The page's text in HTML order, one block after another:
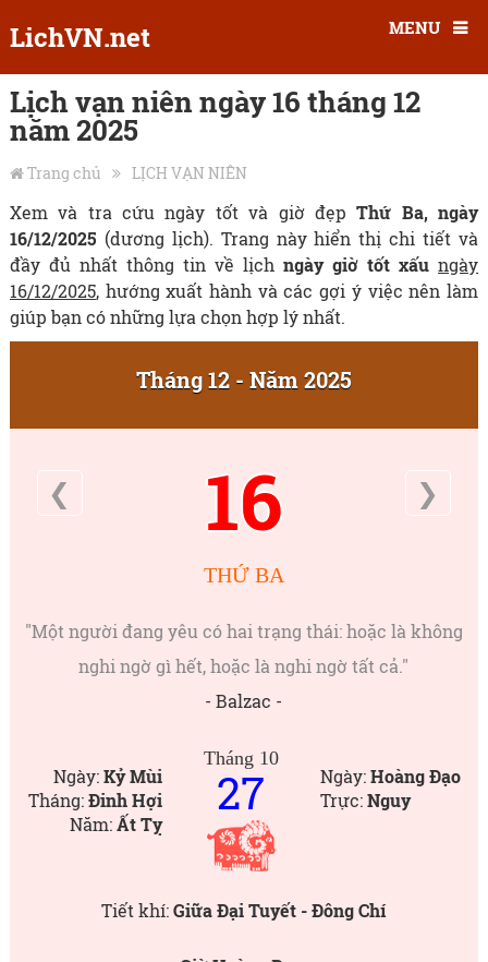
LichVN.net MENU
Lịch vạn niên ngày 16 tháng 12
năm 2025
Trang chủ LỊCH VẠN NIÊN
Xem và tra cứu ngày tốt và giờ đẹpThứ Ba, ngày
16/12/2025 (dương lịch). Trang này hiển thị chi tiết và
đầy đủ nhất thông tin về lịchngày giờ tốt xấu ngày
16/12/2025, hướng xuất hành và các gợi ý việc nên làm
giúp bạn có những lựa chọn hợp lý nhất.
Tháng 12 - Năm 2025
❮ 16 ❯
THỨ BA
"Một người đang yêu có hai trạng thái: hoặc là không
nghi ngờ gì hết, hoặc là nghi ngờ tất cả."
- Balzac -
Ngày:Kỷ Mùi
Tháng:Đinh Hợi
Năm:Ất Tỵ
Tháng 10
27 Ngày:Hoàng Đạo
Trực:Nguy
Tiết khí:Giữa Đại Tuyết - Đông Chí